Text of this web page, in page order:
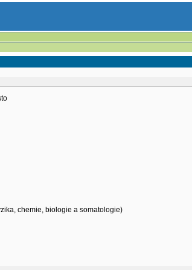
chemie, biologie a somatologie)